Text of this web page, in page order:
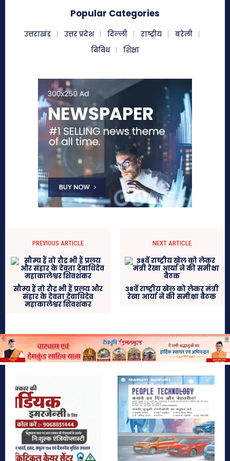
Popular Categories
उत्तराखंड उत्तर प्रदेश दिल्ली राष्ट्रीय
बरेली
विविध
शिक्षा
PREVIOUS ARTICLE
सौम्य हैं तो रौद्र भी हैं प्रलय और
संहार के देवता देवाधिदेव
महाकालेश्वर शिवशंकर
NEXT ARTICLE
38वें राष्ट्रीय खेल को लेकर मंत्री
रेखा आर्या ने की समीक्षा बैठक